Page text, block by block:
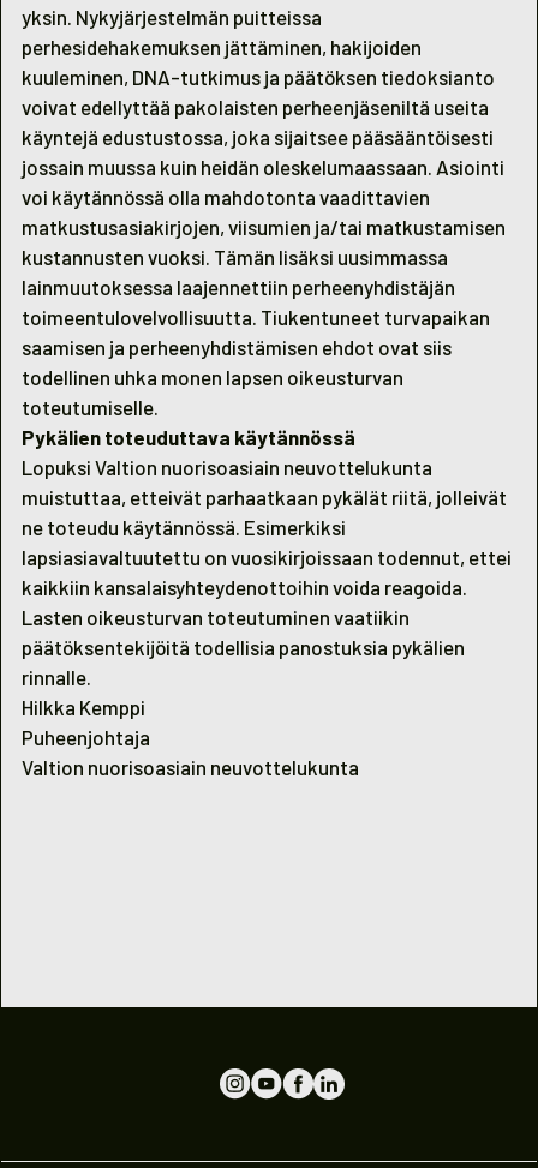
yksin. Nykyjärjestelmän puitteissa
perhesidehakemuksen jättäminen, hakijoiden
kuuleminen, DNA-tutkimus ja päätöksen tiedoksianto
voivat edellyttää pakolaisten perheenjäseniltä useita
käyntejä edustustossa, joka sijaitsee pääsääntöisesti
jossain muussa kuin heidän oleskelumaassaan. Asiointi
voi käytännössä olla mahdotonta vaadittavien
matkustusasiakirjojen, viisumien ja/tai matkustamisen
kustannusten vuoksi. Tämän lisäksi uusimmassa
lainmuutoksessa laajennettiin perheenyhdistäjän
toimeentulovelvollisuutta. Tiukentuneet turvapaikan
saamisen ja perheenyhdistämisen ehdot ovat siis
todellinen uhka monen lapsen oikeusturvan
toteutumiselle.
Pykälien toteuduttava käytännössä
Lopuksi Valtion nuorisoasiain neuvottelukunta
muistuttaa, etteivät parhaatkaan pykälät riitä, jolleivät
ne toteudu käytännössä. Esimerkiksi
lapsiasiavaltuutettu on vuosikirjoissaan todennut, ettei
kaikkiin kansalaisyhteydenottoihin voida reagoida.
Lasten oikeusturvan toteutuminen vaatiikin
päätöksentekijöitä todellisia panostuksia pykälien
rinnalle.
Hilkka Kemppi
Puheenjohtaja
Valtion nuorisoasiain neuvottelukunta